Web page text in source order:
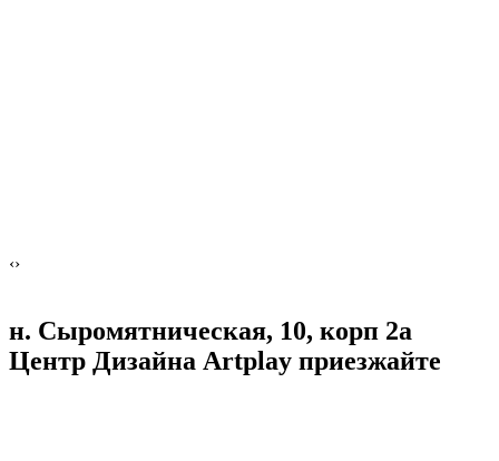
‹›
н. Сыромятническая, 10, корп 2а
Центр Дизайна Artplay приезжайте